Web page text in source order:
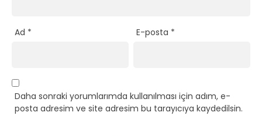
Ad * E-posta *
Daha sonraki yorumlarımda kullanılması için adım, e-
posta adresim ve site adresim bu tarayıcıya kaydedilsin.